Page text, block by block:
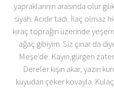
yapraklarının arasında olur
siyah. Acıdır tadı. İlaç
kıraç toprağın üzerinde
ağaç gibiyim. Siz çınar da
Meşe'de. Kayın,gürgen
Dereler kışın akar, yazın
kuyudan çeker kovayla.